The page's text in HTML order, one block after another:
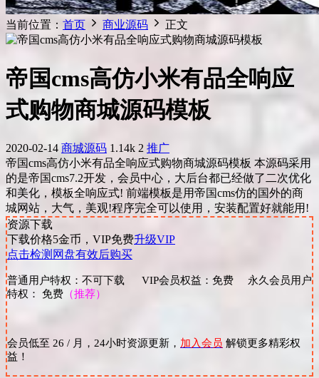
当前位置： 首页 商业源码 正文
帝国cms高仿小米有品全响应
式购物商城源码模板
2020-02-14 商城源码 1.14k 2 推广
帝国cms高仿小米有品全响应式购物商城源码模板 本源码采用
的是帝国cms7.2开发，会员中心，大后台都已经做了二次优化
和美化，模板全响应式! 前端模板是用帝国cms仿的国外的商
城网站，大气，美观!程序完全可以使用，安装配置好就能用!
资源下载
下载价格5金币，VIP免费升级VIP
点击检测网盘有效后购买
普通用户特权：不可下载 VIP会员权益：免费 永久会员用户
特权： 免费 （推荐）
会员低至 26 / 月，24小时资源更新， 加入会员 解锁更多精彩权
益！